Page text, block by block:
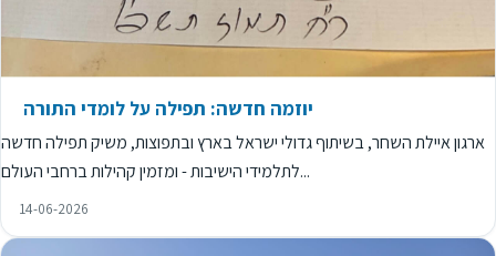
יוזמה חדשה: תפילה על לומדי התורה
ארגון איילת השחר, בשיתוף גדולי ישראל בארץ ובתפוצות, משיק תפילה חדשה
לתלמידי הישיבות - ומזמין קהילות ברחבי העולם...
14-06-2026